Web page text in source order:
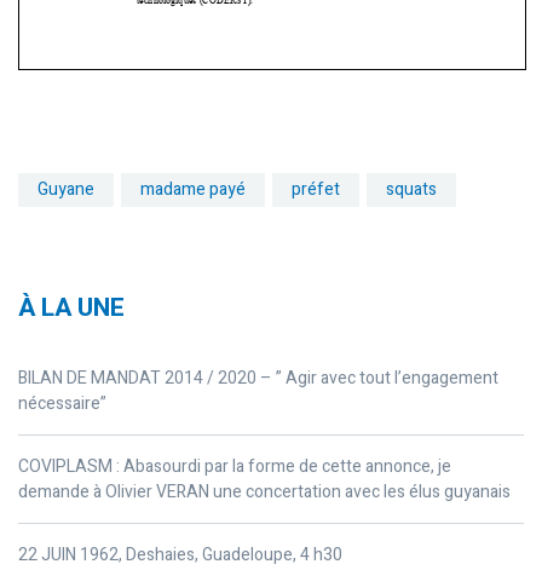
Guyane madame payé préfet squats
À LA UNE
BILAN DE MANDAT 2014 / 2020 – ” Agir avec tout l’engagement
nécessaire”
COVIPLASM : Abasourdi par la forme de cette annonce, je
demande à Olivier VERAN une concertation avec les élus guyanais
22 JUIN 1962, Deshaies, Guadeloupe, 4 h30